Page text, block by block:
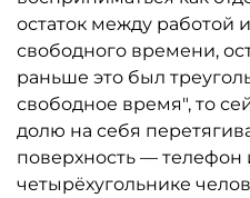
остаток между работой
свободного времени,
раньше это был
свободное время", то
долю на себя
поверхность —
четырёхугольнике